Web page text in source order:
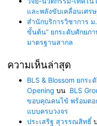
และพลังขับเคลื่อนเศร
สำนักบริการวิชาการ
ขั้นต้น” ยกระดับศักยภ
มาตรฐานสากล
ความเห็นล่าสุด
BLS & Blossom ยกร
Opening บน BLS
ขอบคุณคนไข้ พร้อมตอ
แบบครบวงจร
ประเสริฐ สุวรรณสิทธิ์